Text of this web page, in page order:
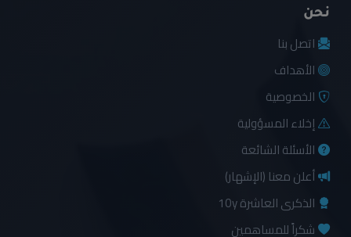
نحن
اتصل بنا
الأهداف
الخصوصية
إخلاء المسؤولية
الأسئلة الشائعة
أعلن معنا (الإشهار)
الذكرى العاشرة 10y
شكراً للمساهمين